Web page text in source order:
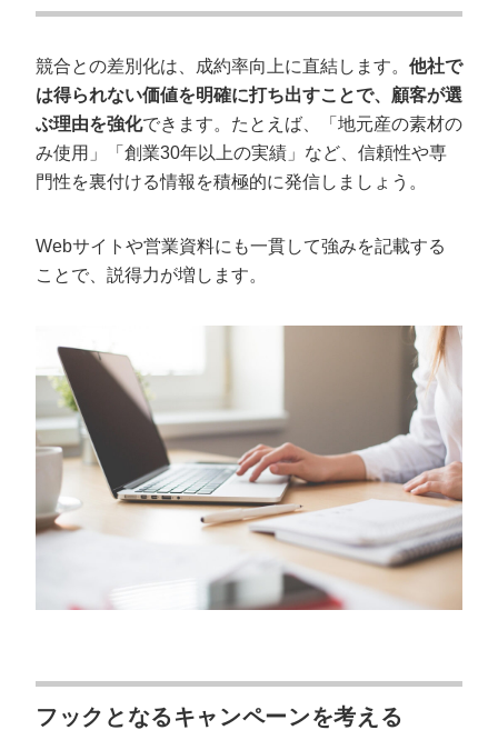
競合との差別化は、成約率向上に直結します。 他社で
は得られない価値を明確に打ち出すことで、顧客が選
ぶ理由を強化できます。たとえば、「地元産の素材の
み使用」「創業30年以上の実績」など、信頼性や専
門性を裏付ける情報を積極的に発信しましょう。
Webサイトや営業資料にも一貫して強みを記載する
ことで、説得力が増します。
フックとなるキャンペーンを考える